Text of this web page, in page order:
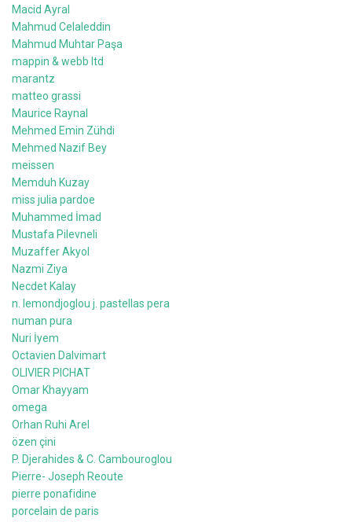
Macid Ayral
Mahmud Celaleddin
Mahmud Muhtar Paşa
mappin & webb ltd
marantz
matteo grassi
Maurice Raynal
Mehmed Emin Zühdi
Mehmed Nazif Bey
meissen
Memduh Kuzay
miss julia pardoe
Muhammed İmad
Mustafa Pilevneli
Muzaffer Akyol
Nazmi Ziya
Necdet Kalay
n. lemondjoglou j. pastellas pera
numan pura
Nuri İyem
Octavien Dalvimart
OLIVIER PICHAT
Omar Khayyam
omega
Orhan Ruhi Arel
özen çini
P. Djerahides & C. Cambouroglou
Pierre- Joseph Reoute
pierre ponafidine
porcelain de paris